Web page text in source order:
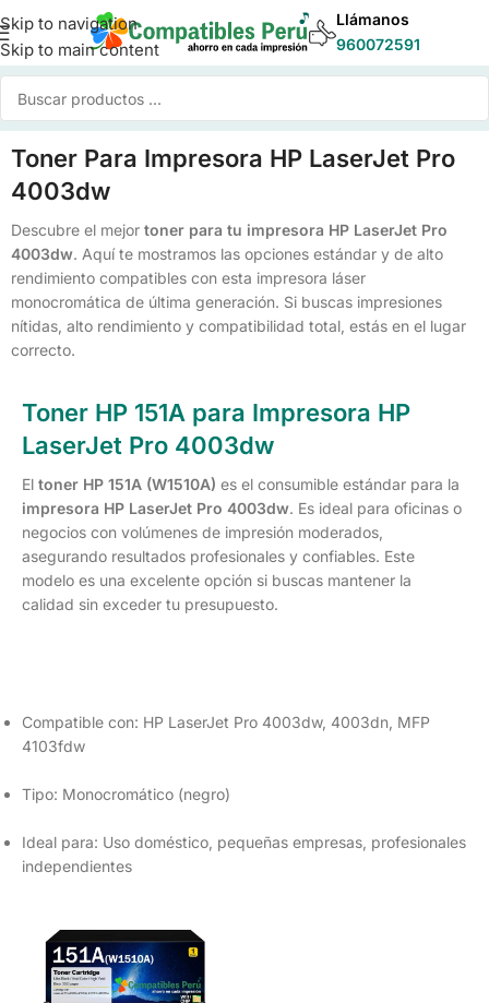
Skip to navigation
Skip to main content
Llámanos
960072591
Toner Para Impresora HP LaserJet Pro
4003dw
Descubre el mejor toner para tu impresora HP LaserJet Pro
4003dw. Aquí te mostramos las opciones estándar y de alto
rendimiento compatibles con esta impresora láser
monocromática de última generación. Si buscas impresiones
nítidas, alto rendimiento y compatibilidad total, estás en el lugar
correcto.
Toner HP 151A para Impresora HP
LaserJet Pro 4003dw
El toner HP 151A (W1510A) es el consumible estándar para la
impresora HP LaserJet Pro 4003dw. Es ideal para oficinas o
negocios con volúmenes de impresión moderados,
asegurando resultados profesionales y confiables. Este
modelo es una excelente opción si buscas mantener la
calidad sin exceder tu presupuesto.
Compatible con: HP LaserJet Pro 4003dw, 4003dn, MFP
4103fdw
Tipo: Monocromático (negro)
Ideal para: Uso doméstico, pequeñas empresas, profesionales
independientes